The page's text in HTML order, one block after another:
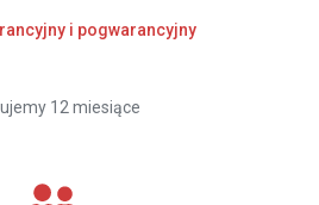
i pogwarancyjny
12 miesiące